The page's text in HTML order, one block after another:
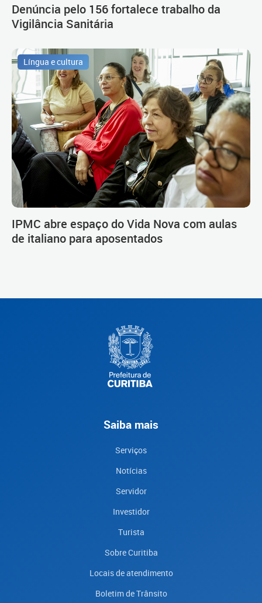
Denúncia pelo 156 fortalece trabalho da
Vigilância Sanitária
Língua e cultura
IPMC abre espaço do Vida Nova com aulas
de italiano para aposentados
Saiba mais
Serviços
Notícias
Servidor
Investidor
Turista
Sobre Curitiba
Locais de atendimento
Boletim de Trânsito